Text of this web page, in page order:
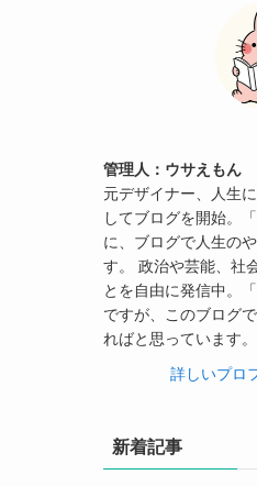
管理人：ウサえもん
元デザイナー、人生
してブログを開始。
に、ブログで人生の
す。 政治や芸能、社
とを自由に発信中。
ですが、このブログ
ればと思っています。
詳しいプロ
新着記事